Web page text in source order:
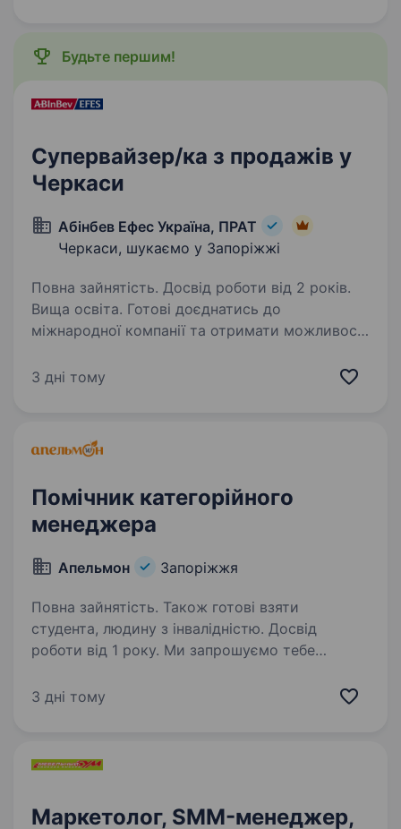
Будьте першим!
Супервайзер/ка з продажів у
Черкаси
Абінбев Ефес Україна, ПРАТ
Черкаси, шукаємо у Запоріжжі
Повна зайнятість. Досвід роботи від 2 років.
Вища освіта. Готові доєднатись до
міжнародної компанії та отримати можливості
Ви отримаєте наставництво від працівників
3 дні тому
Помічник категорійного
менеджера
Апельмон Запоріжжя
Повна зайнятість. Також готові взяти
студента, людину з інвалідністю. Досвід
роботи від 1 року. Ми запрошуємо тебе
на посаду Помічник категорійного менеджера.
менеджера у проведенні аналізу…
3 дні тому
Маркетолог, SMM-менеджер,